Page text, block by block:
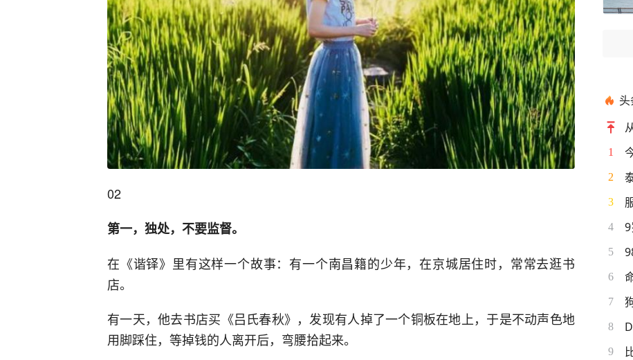
02
第一，独处，不要监督。
在《谐铎》里有这样一个故事：有一个南昌籍的少年，在京城居住时，常常去逛书
店。
有一天，他去书店买《吕氏春秋》，发现有人掉了一个铜板在地上，于是不动声色地
用脚踩住，等掉钱的人离开后，弯腰拾起来。
1
2
3
4
5
6
7
8
9